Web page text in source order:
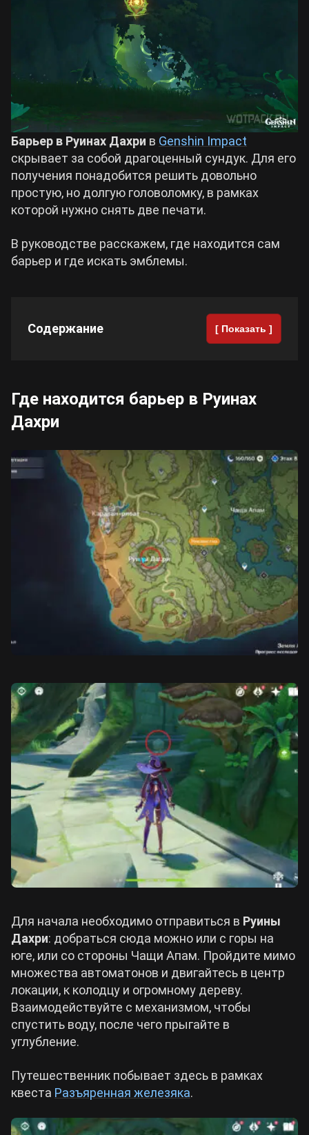
Zenless Zone Zero
Kingdom Come: Deliverance 2
Path of Exile 2
Wuthering Waves
Roblox
Cyberpunk 2077
Билды Arknights: Endfield
Билды Wuthering Waves
Билды Cyberpunk 2077
Билды Path of Exile 2
Барьер в Руинах Дахри в Genshin Impact
скрывает за собой драгоценный сундук. Для его
получения понадобится решить довольно
простую, но долгую головоломку, в рамках
которой нужно снять две печати.
В руководстве расскажем, где находится сам
барьер и где искать эмблемы.
Содержание [ Показать ]
Где находится барьер в Руинах
Дахри
Для начала необходимо отправиться в Руины
Дахри: добраться сюда можно или с горы на
юге, или со стороны Чащи Апам. Пройдите мимо
множества автоматонов и двигайтесь в центр
локации, к колодцу и огромному дереву.
Взаимодействуйте с механизмом, чтобы
спустить воду, после чего прыгайте в
углубление.
Путешественник побывает здесь в рамках
квеста Разъяренная железяка.